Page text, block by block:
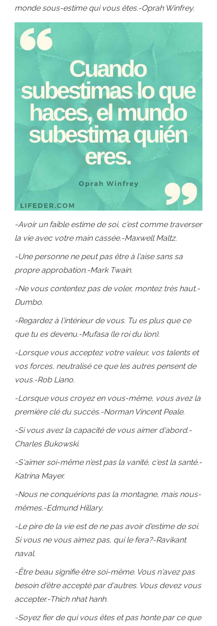
monde sous-estime qui vous êtes.-Oprah Winfrey.
-Avoir un faible estime de soi, c'est comme traverser
la vie avec votre main cassée.-Maxwell Maltz.
-Une personne ne peut pas être à l'aise sans sa
propre approbation.-Mark Twain.
-Ne vous contentez pas de voler, montez très haut.-
Dumbo.
-Regardez à l'intérieur de vous. Tu es plus que ce
que tu es devenu.-Mufasa (le roi du lion).
-Lorsque vous acceptez votre valeur, vos talents et
vos forces, neutralisé ce que les autres pensent de
vous.-Rob Liano.
-Lorsque vous croyez en vous-même, vous avez la
première clé du succès.-Norman Vincent Peale.
-Si vous avez la capacité de vous aimer d'abord.-
Charles Bukowski.
-S'aimer soi-même n'est pas la vanité, c'est la santé.-
Katrina Mayer.
-Nous ne conquérions pas la montagne, mais nous-
mêmes.-Edmund Hillary.
-Le pire de la vie est de ne pas avoir d'estime de soi.
Si vous ne vous aimez pas, qui le fera?-Ravikant
naval.
-Être beau signifie être soi-même. Vous n'avez pas
besoin d'être accepté par d'autres. Vous devez vous
accepter.-Thich nhat hanh.
-Soyez fier de qui vous êtes et pas honte par ce que